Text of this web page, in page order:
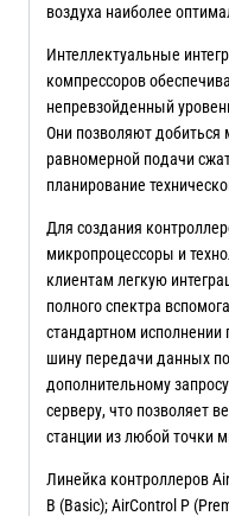
воздуха наиболее
Интеллектуальные
компрессоров
непревзойденный
Они позволяют добиться
равномерной подачи
планирование
Для создания
микропроцессоры и
клиентам легкую
полного спектра
стандартном
шину передачи данных
дополнительному
серверу, что позволяет
станции из любой точки
Линейка контроллеров
B (Basic); AirControl P